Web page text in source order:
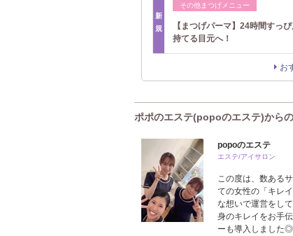
新
規
その他まつげメニュー
【まつげパーマ】24時間すっ
持てる目元へ！
お
ポポのエステ(popoのエステ)から
popoのエステ
エステ/アイサロン
この度は、数ある
ての女性の「キレ
な想いで運営をし
身のキレイをお手
ーも導入しました